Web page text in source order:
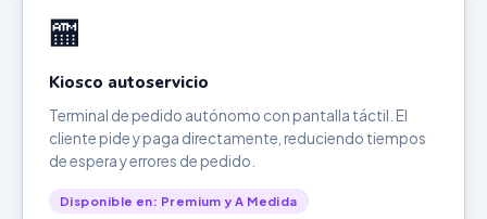
🏧
Kiosco autoservicio
Terminal de pedido autónomo con pantalla táctil. El
cliente pide y paga directamente, reduciendo tiempos
de espera y errores de pedido.
Disponible en: Premium y A Medida